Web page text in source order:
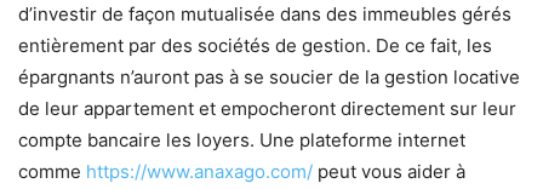
d’investir de façon mutualisée dans des immeubles gérés
entièrement par des sociétés de gestion. De ce fait, les
épargnants n’auront pas à se soucier de la gestion locative
de leur appartement et empocheront directement sur leur
compte bancaire les loyers. Une plateforme internet
comme https://www.anaxago.com/ peut vous aider à